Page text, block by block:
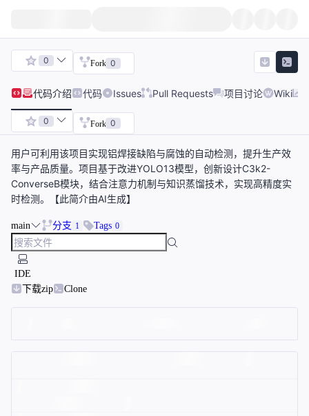
0 Fork 0
代码介绍 代码 Issues Pull Requests 项目讨论 Wiki
0 Fork 0
用户可利用该项目实现铝焊接缺陷与腐蚀的自动检测，提升生产效
率与产品质量。项目基于改进YOLO13模型，创新设计C3k2-
ConverseB模块，结合注意力机制与知识蒸馏技术，实现高精度实
时检测。【此简介由AI生成】
main 分支 1 Tags 0
IDE
下载zip
Clone